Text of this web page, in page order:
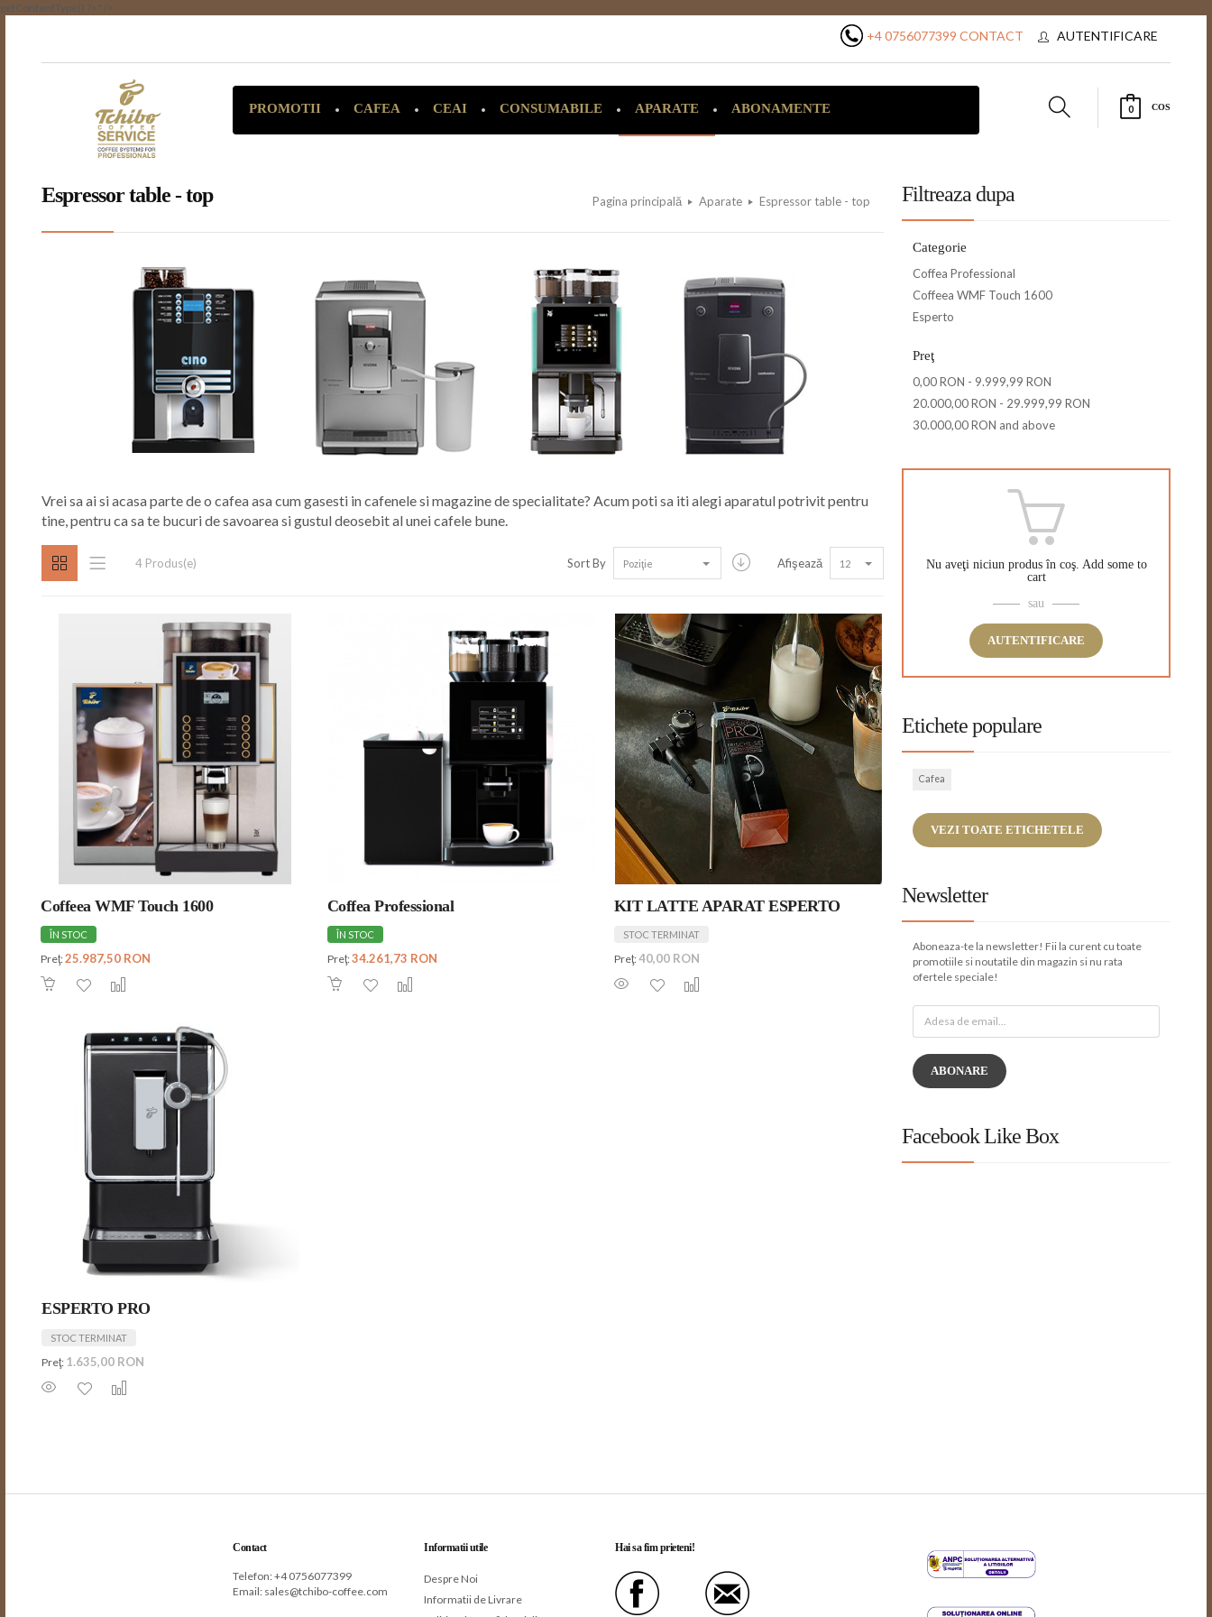
getContentType() ?>" />
+4 0756077399 CONTACT AUTENTIFICARE
PROMOTII CAFEA CEAI CONSUMABILE APARATE ABONAMENTE 0 COS
Espressor table - top Pagina principală Aparate Espressor table - top
Vrei sa ai si acasa parte de o cafea asa cum gasesti in cafenele si magazine de specialitate? Acum poti sa iti alegi aparatul potrivit pentru
tine, pentru ca sa te bucuri de savoarea si gustul deosebit al unei cafele bune.
4 Produs(e) Afişează 12
Sort By Poziţie
Coffeea WMF Touch 1600
ÎN STOC
Preţ:25.987,50 RON
Coffea Professional
ÎN STOC
Preţ:34.261,73 RON
KIT LATTE APARAT ESPERTO
STOC TERMINAT
Preţ:40,00 RON
ESPERTO PRO
STOC TERMINAT
Preţ: 1.635,00 RON
Filtreaza dupa
Categorie
Coffea Professional
Coffeea WMF Touch 1600
Esperto
Preţ
0,00 RON - 9.999,99 RON
20.000,00 RON - 29.999,99 RON
30.000,00 RON and above
Nu aveţi niciun produs în coş. Add some to
cart
sau
AUTENTIFICARE
Etichete populare
Cafea
VEZI TOATE ETICHETELE
Newsletter
Aboneaza-te la newsletter! Fii la curent cu toate
promotiile si noutatile din magazin si nu rata
ofertele speciale!
ABONARE
Facebook Like Box
Contact
Telefon: +4 0756077399
Email: sales@tchibo-coffee.com
Informatii utile
Despre Noi
Informatii de Livrare
Hai sa fim prieteni!